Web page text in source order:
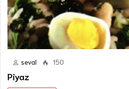
seval 150
Piyaz